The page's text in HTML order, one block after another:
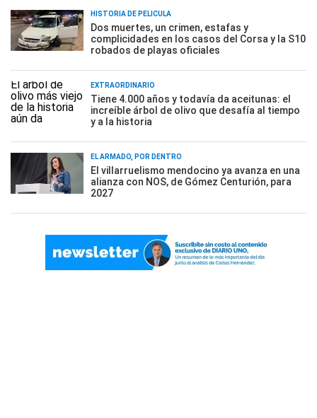
HISTORIA DE PELÍCULA
Dos muertes, un crimen, estafas y
complicidades en los casos del Corsa y la S10
robados de playas oficiales
EXTRAORDINARIO
Tiene 4.000 años y todavía da aceitunas: el
increíble árbol de olivo que desafía al tiempo
y a la historia
EL ARMADO, POR DENTRO
El villarruelismo mendocino ya avanza en una
alianza con NOS, de Gómez Centurión, para
2027